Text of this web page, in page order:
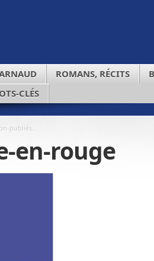
ROMANS, RÉCITS
CLÉS
publiés…
en-rouge